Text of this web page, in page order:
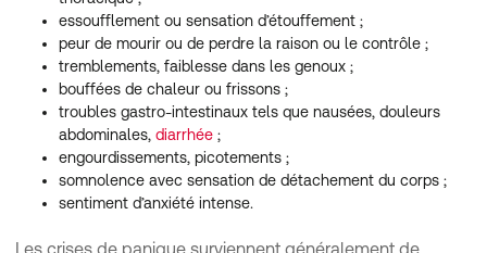
essoufflement ou sensation d’étouffement ;
peur de mourir ou de perdre la raison ou le contrôle ;
tremblements, faiblesse dans les genoux ;
bouffées de chaleur ou frissons ;
troubles gastro-intestinaux tels que nausées, douleurs
abdominales, diarrhée ;
engourdissements, picotements ;
somnolence avec sensation de détachement du corps ;
sentiment d’anxiété intense.
Les crises de panique surviennent généralement de